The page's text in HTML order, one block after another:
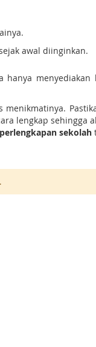
awal diinginkan.
hanya
lengkap
perlengkapan sekolah